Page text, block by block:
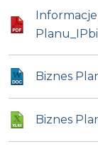
Biznes
Biznes